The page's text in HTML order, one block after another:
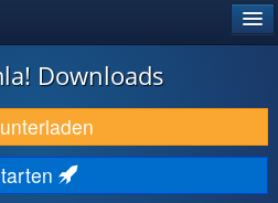
Downloads